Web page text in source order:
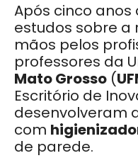
Após cinco anos
estudos sobre a
mãos pelos
professores da
Mato Grosso (
Escritório de
desenvolveram
com
de parede.